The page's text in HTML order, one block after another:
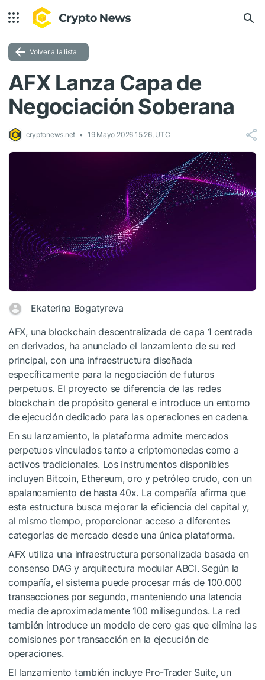
Volver a la lista
AFX Lanza Capa de
Negociación Soberana
cryptonews.net 19 Mayo 2026 15:26, UTC
Ekaterina Bogatyreva
AFX, una blockchain descentralizada de capa 1 centrada
en derivados, ha anunciado el lanzamiento de su red
principal, con una infraestructura diseñada
específicamente para la negociación de futuros
perpetuos. El proyecto se diferencia de las redes
blockchain de propósito general e introduce un entorno
de ejecución dedicado para las operaciones en cadena.
En su lanzamiento, la plataforma admite mercados
perpetuos vinculados tanto a criptomonedas como a
activos tradicionales. Los instrumentos disponibles
incluyen Bitcoin, Ethereum, oro y petróleo crudo, con un
apalancamiento de hasta 40x. La compañía afirma que
esta estructura busca mejorar la eficiencia del capital y,
al mismo tiempo, proporcionar acceso a diferentes
categorías de mercado desde una única plataforma.
AFX utiliza una infraestructura personalizada basada en
consenso DAG y arquitectura modular ABCI. Según la
compañía, el sistema puede procesar más de 100.000
transacciones por segundo, manteniendo una latencia
media de aproximadamente 100 milisegundos. La red
también introduce un modelo de cero gas que elimina las
comisiones por transacción en la ejecución de
operaciones.
El lanzamiento también incluye Pro-Trader Suite, un